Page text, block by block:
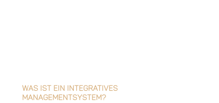
Was ist ein Integratives
Managementsystem?